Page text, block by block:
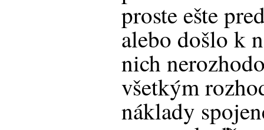
proste ešte
alebo došlo k
nich
všetkým
náklady